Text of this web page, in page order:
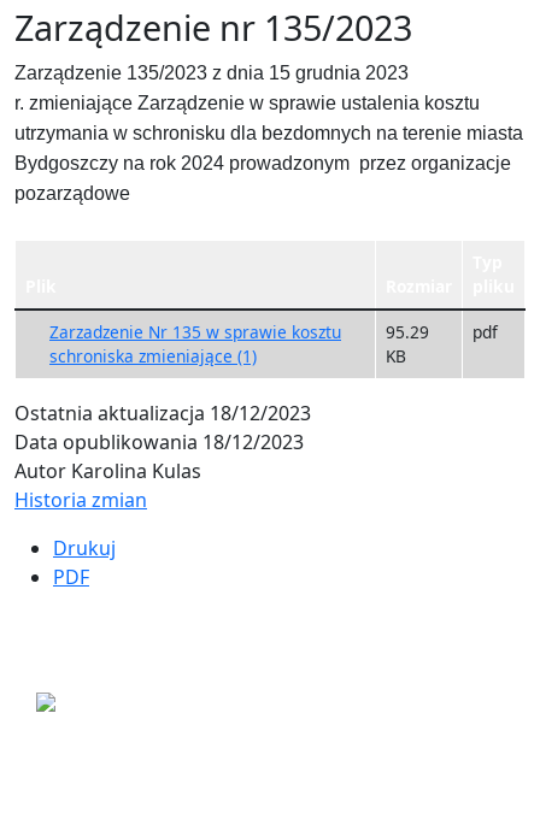
Zarządzenie nr 135/2023
Zarządzenie 135/2023 z dnia 15 grudnia 2023
r. zmieniające Zarządzenie w sprawie ustalenia kosztu
utrzymania w schronisku dla bezdomnych na terenie miasta
Bydgoszczy na rok 2024 prowadzonym przez organizacje
pozarządowe
Zarzadzenie Nr 135 w sprawie kosztu
schroniska zmieniające (1)
95.29
KB
pdf
Ostatnia aktualizacja 18/12/2023
Data opublikowania 18/12/2023
Autor Karolina Kulas
Historia zmian
Drukuj
PDF